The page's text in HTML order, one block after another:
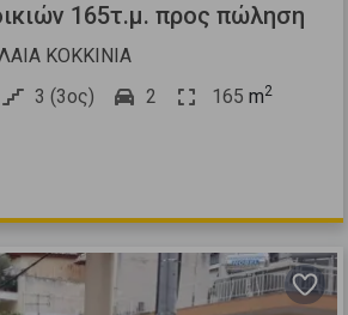
165τ.μ. προς πώληση
ΚΟΚΚΙΝΙΑ
3 (3ος) 2 165 m2